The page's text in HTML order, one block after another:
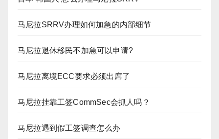
马尼拉SRRV办理如何加急的内部细节
马尼拉退休移民不加急可以申请?
马尼拉离境ECC要求必须出席了
马尼拉挂靠工签CommSec会抓人吗？
马尼拉遇到假工签调查怎么办